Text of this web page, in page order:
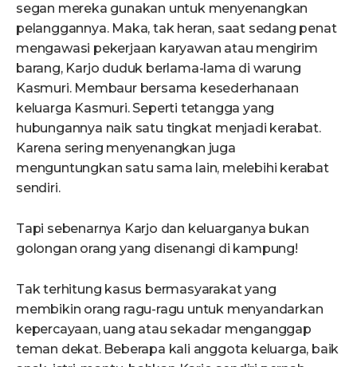
segan mereka gunakan untuk menyenangkan
pelanggannya. Maka, tak heran, saat sedang penat
mengawasi pekerjaan karyawan atau mengirim
barang, Karjo duduk berlama-lama di warung
Kasmuri. Membaur bersama kesederhanaan
keluarga Kasmuri. Seperti tetangga yang
hubungannya naik satu tingkat menjadi kerabat.
Karena sering menyenangkan juga
menguntungkan satu sama lain, melebihi kerabat
sendiri.
Tapi sebenarnya Karjo dan keluarganya bukan
golongan orang yang disenangi di kampung!
Tak terhitung kasus bermasyarakat yang
membikin orang ragu-ragu untuk menyandarkan
kepercayaan, uang atau sekadar menganggap
teman dekat. Beberapa kali anggota keluarga, baik